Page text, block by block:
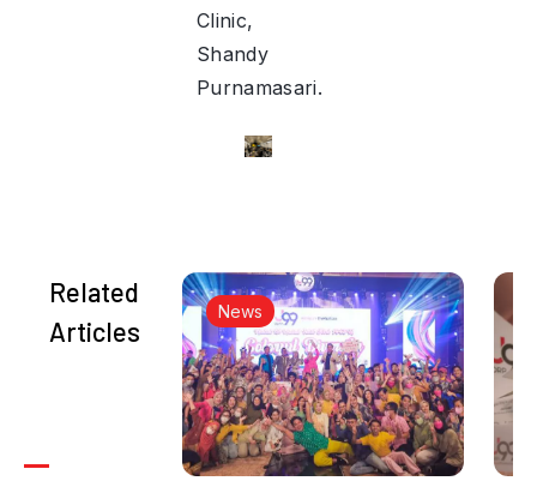
Clinic,
Shandy
Purnamasari.
Related
Articles
News